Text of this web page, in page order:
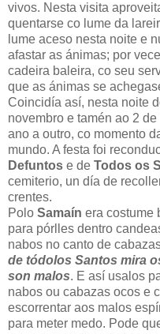
vivos. Nesta visita
quentarse co lume da
lume aceso nesta noite e
afastar as ánimas; por
cadeira baleira, co seu
que as ánimas se
Coincidía así, nesta noite
novembro e tamén ao 2
ano a outro, co momento
mundo. A festa foi
Defuntos e de Todos os
cemiterio, un día de
crentes.
Polo Samaín era costume
para pórlles dentro
nabos no canto de
de tódolos Santos mira
son malos. E así usalos
nabos ou cabazas ocos e
escorrentar aos malos
para meter medo. Pode